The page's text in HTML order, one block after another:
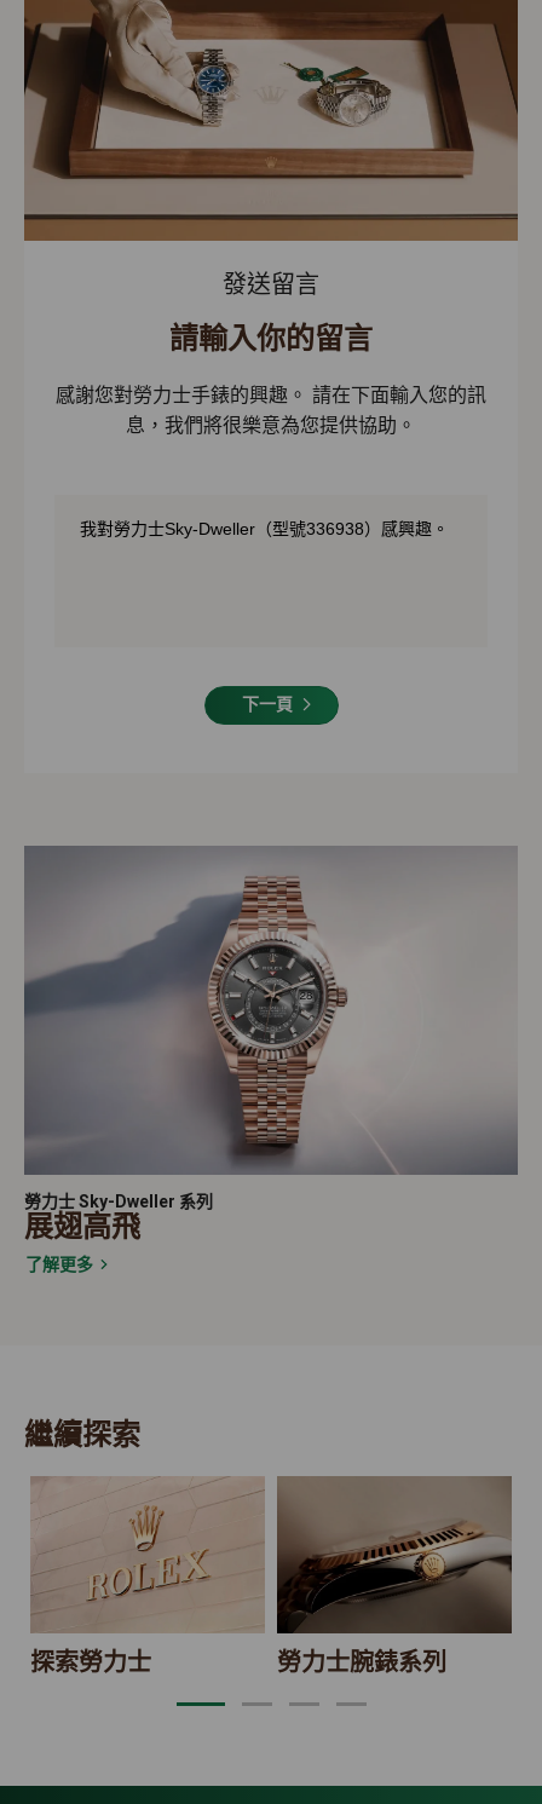
發送留言
請輸入你的留言
感謝您對勞力士手錶的興趣。 請在下面輸入您的訊
息，我們將很樂意為您提供協助。
下一頁
勞力士 Sky-Dweller 系列
展翅高飛
了解更多
繼續探索
探索勞力士 勞力士腕錶系列